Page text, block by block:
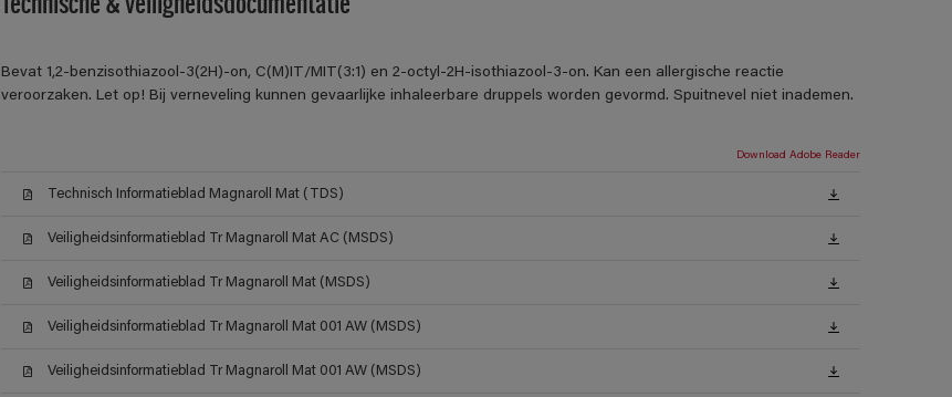
Bevat 1,2-benzisothiazool-3(2H)-on, C(M)IT/MIT(3:1) en 2-octyl-2H-isothiazool-3-on. Kan een allergische reactie
veroorzaken. Let op! Bij verneveling kunnen gevaarlijke inhaleerbare druppels worden gevormd. Spuitnevel niet inademen.
Download Adobe Reader
Technisch Informatieblad Magnaroll Mat (TDS)
Veiligheidsinformatieblad Tr Magnaroll Mat AC (MSDS)
Veiligheidsinformatieblad Tr Magnaroll Mat (MSDS)
Veiligheidsinformatieblad Tr Magnaroll Mat 001 AW (MSDS)
Veiligheidsinformatieblad Tr Magnaroll Mat 001 AW (MSDS)